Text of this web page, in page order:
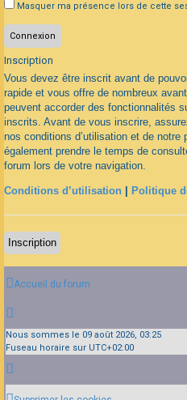
Masquer ma présence lors de cette
Inscription
Vous devez être inscrit avant de
rapide et vous offre de nombreux
peuvent accorder des fonctionnalités
inscrits. Avant de vous inscrire,
nos conditions d’utilisation et de
également prendre le temps de
forum lors de votre navigation.
Conditions d’utilisation Politique
Inscription
Accueil du forum
Nous sommes le 09 août 2026, 03:25
Fuseau horaire sur UTC+02:00